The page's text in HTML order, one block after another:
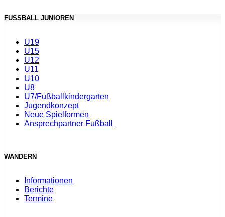
FUSSBALL JUNIOREN
U19
U15
U12
U11
U10
U8
U7/Fußballkindergarten
Jugendkonzept
Neue Spielformen
Ansprechpartner Fußball
WANDERN
Informationen
Berichte
Termine